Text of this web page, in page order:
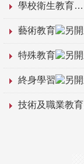
學校衛生教育
藝術教育
特殊教育
終身學習
技術及職業教育